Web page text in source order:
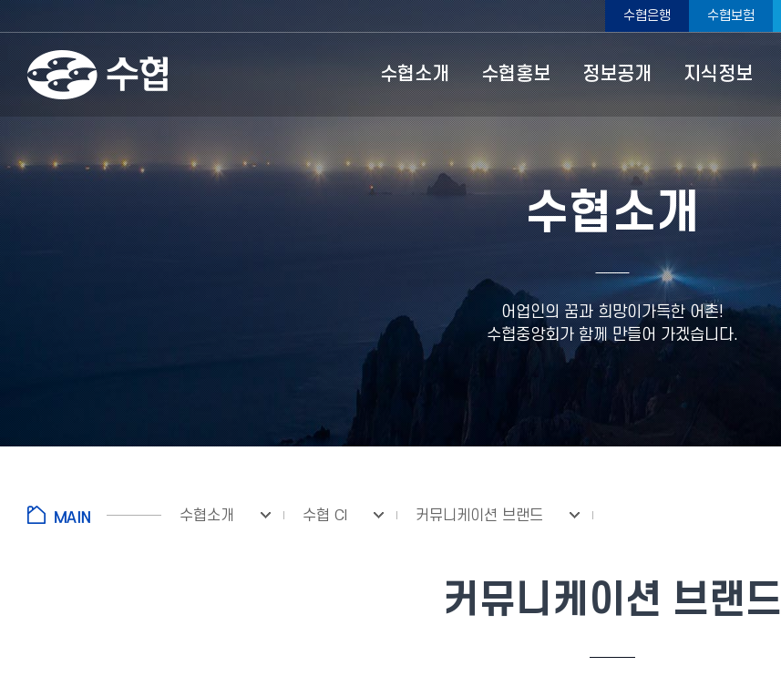
수협은행 수협보험
fnctId=sitemenu,menuViewType=top
수협소개 수협홍보 정보공개 지식정보
수협소개
어업인의 꿈과 희망이가득한 어촌!
수협중앙회가 함께 만들어 가겠습니다.
수협소개 수협 CI 커뮤니케이션 브랜드
커뮤니케이션 브랜드